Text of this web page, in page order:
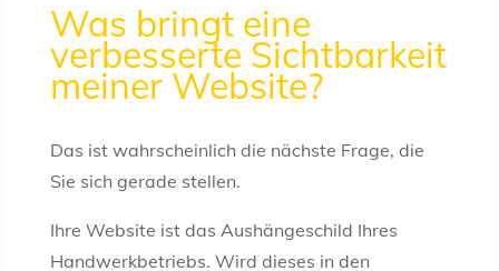
Was bringt eine
verbesserte Sichtbarkeit
meiner Website?
Das ist wahrscheinlich die nächste Frage, die
Sie sich gerade stellen.
Ihre Website ist das Aushängeschild Ihres
Handwerkbetriebs. Wird dieses in den